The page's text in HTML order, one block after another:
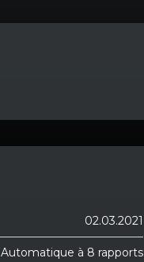
02.03.2021
Automatique à 8 rapports